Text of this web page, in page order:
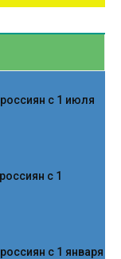
с 1 июля
с 1
с 1 января